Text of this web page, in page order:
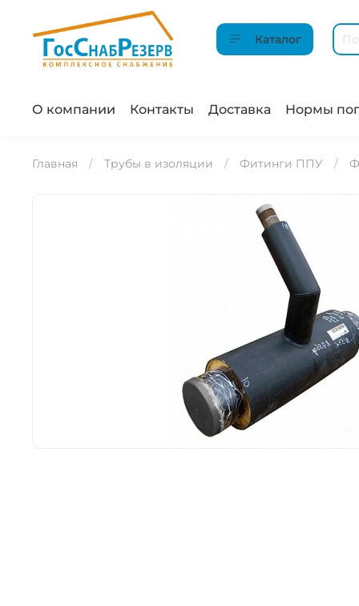
Каталог
О компании Контакты Доставка Нормы
Главная Трубы в изоляции Фитинги ППУ